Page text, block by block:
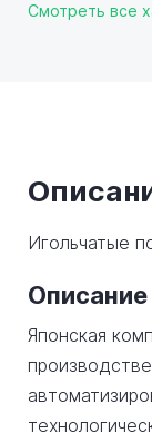
Смотреть все
Игольчатые
Японская